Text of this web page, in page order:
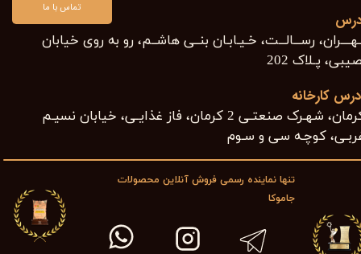
رســـالـــت، خـیـابـان بنــی هاشــم، رو به روی خیابان
پـلاک 202​​​​​​​
تنها نماینده رسمی فروش آنلاین محصولات
جاموکا
تماس با ما
کارخانه
کرمان، شهـرک صنعتـی 2 کرمان، فاز غذایـی، خیابان نسیـم
کوچـه سی و سـوم